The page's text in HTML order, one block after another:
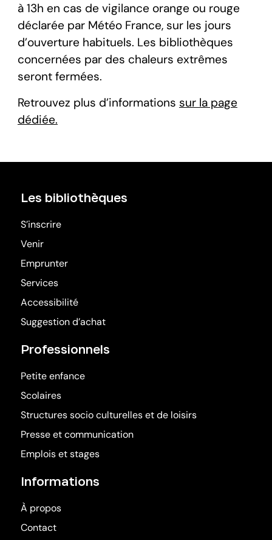
à 13h en cas de vigilance orange ou rouge
déclarée par Météo France, sur les jours
d’ouverture habituels. Les bibliothèques
concernées par des chaleurs extrêmes
seront fermées.
Retrouvez plus d’informations sur la page
dédiée.
Les bibliothèques
S’inscrire
Venir
Emprunter
Services
Accessibilité
Suggestion d’achat
Professionnels
Petite enfance
Scolaires
Structures socio culturelles et de loisirs
Presse et communication
Emplois et stages
Informations
À propos
Contact